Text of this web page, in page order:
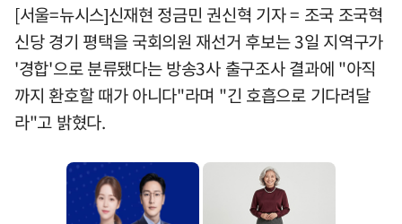
[서울=뉴시스]신재현 정금민 권신혁 기자 = 조국 조국혁
신당 경기 평택을 국회의원 재선거 후보는 3일 지역구가
'경합'으로 분류됐다는 방송3사 출구조사 결과에 "아직
까지 환호할 때가 아니다"라며 "긴 호흡으로 기다려달
라"고 밝혔다.